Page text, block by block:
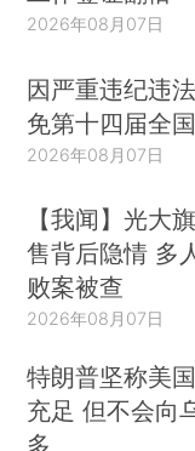
2026年08月07日
因严重违纪违
免第十四届全
2026年08月07日
【我闻】光大
售背后隐情 多
败案被查
2026年08月07日
特朗普坚称美
充足 但不会向
多